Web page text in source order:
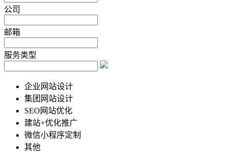
公司
邮箱
服务类型
企业网站设计
集团网站设计
SEO网站优化
建站+优化推广
微信小程序定制
其他